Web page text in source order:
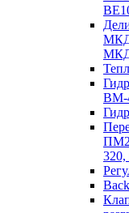
МКД
ВМ-
Back